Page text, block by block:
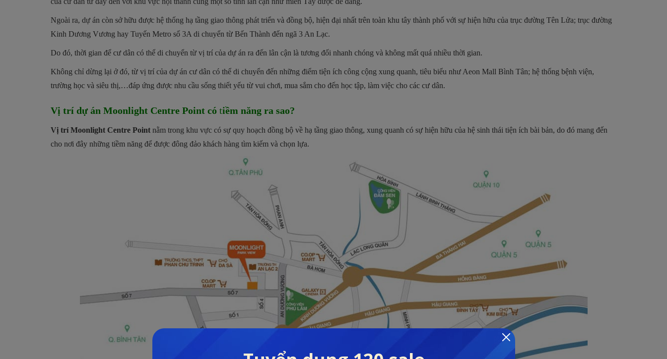
Ngoài ra, dự án còn sở hữu được hệ thống hạ tầng giao thông phát triển và đồng bộ, hiện đại nhất trên toàn khu tây thành phố với sự hiện hữu của trục đường Tên Lửa; trục đường
Kinh Dương Vương hay Tuyến Metro số 3A di chuyển từ Bến Thành đến ngã 3 An Lạc.
Do đó, thời gian để cư dân có thể di chuyển từ vị trí của dự án ra đến lân cận là tương đối nhanh chóng và không mất quá nhiều thời gian.
Không chỉ dừng lại ở đó, từ vị trí của dự án cư dân có thể di chuyển đến những điểm tiện ích công cộng xung quanh, tiêu biểu như Aeon Mall Bình Tân; hệ thống bệnh viện,
trường học và siêu thị,…đáp ứng được nhu cầu sống thiết yếu từ vui chơi, mua sắm cho đến học tập, làm việc cho các cư dân.
Vị trí dự án Moonlight Centre Point có tiềm năng ra sao?
Vị trí Moonlight Centre Point nằm trong khu vực có sự quy hoạch đồng bộ về hạ tầng giao thông, xung quanh có sự hiện hữu của hệ sinh thái tiện ích bài bản, do đó mang đến
cho nơi đây những tiềm năng để được đông đảo khách hàng tìm kiếm và chọn lựa.